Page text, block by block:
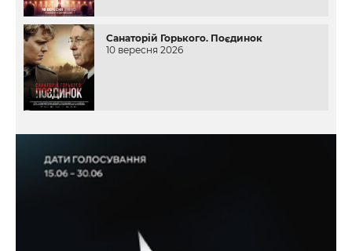
Санаторій Горького. Поєдинок
10 вересня 2026